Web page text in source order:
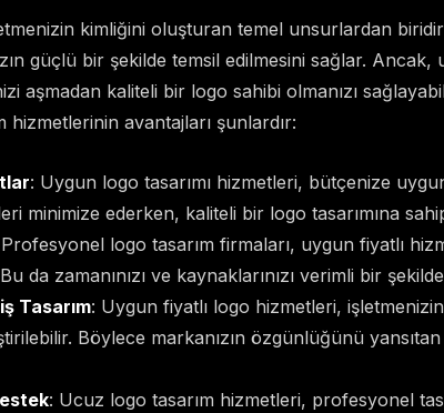
kimliğini oluşturan temel unsurlardan
güçlü bir şekilde temsil edilmesini sağlar. Ancak,
aşmadan kaliteli bir logo sahibi olmanızı
hizmetlerinin avantajları şunlardır:
: Uygun logo tasarımı hizmetleri, bütçenize
minimize ederken, kaliteli bir logo tasarımına
logo tasarım firmaları, uygun fiyatlı
da zamanınızı ve kaynaklarınızı verimli bir
Tasarım: Uygun fiyatlı logo hizmetleri,
Böylece markanızın özgünlüğünü
: Ucuz logo tasarım hizmetleri, profesyonel